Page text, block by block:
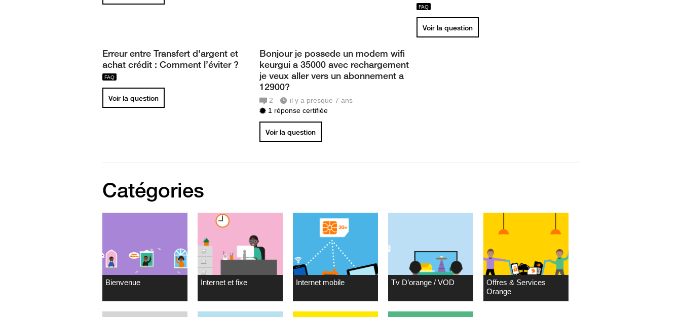
Voir la question
Erreur entre Transfert d'argent et
achat crédit : Comment l’éviter ?
Voir la question
Bonjour je possede un modem wifi
keurgui a 35000 avec rechargement
je veux aller vers un abonnement a
12900?
2
il y a presque 7 ans
1 réponse certifiée
Voir la question
Catégories
Bienvenue Internet et fixe Internet mobile Tv D’orange / VOD
Offres & Services
Orange